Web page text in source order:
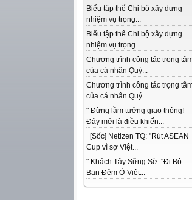
Biểu tập thể Chi bộ xây dựng
nhiệm vụ trọng...
Biểu tập thể Chi bộ xây dựng
nhiệm vụ trọng...
Chương trình công tác trọng
của cá nhân Quý...
Chương trình công tác trọng
của cá nhân Quý...
" Đừng lầm tưởng giao thông!
Đây mới là điều khiến...
[Sốc] Netizen TQ: "Rút ASEAN
Cup vì sợ Việt...
" Khách Tây Sững Sờ: "Đi Bộ
Ban Đêm Ở Việt...